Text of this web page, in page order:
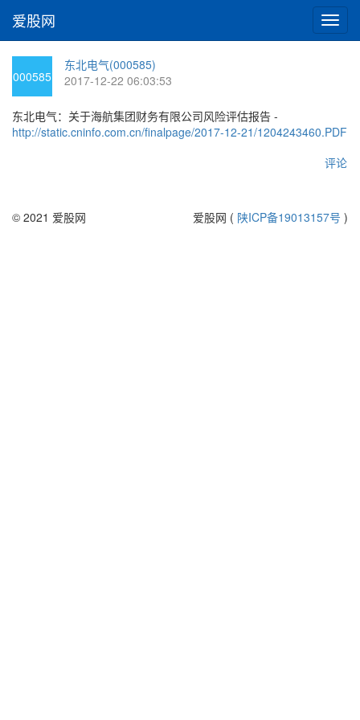
切
换
爱股网
000585
东北电气(000585)
2017-12-22 06:03:53
东北电气：关于海航集团财务有限公司风险评估报告 -
http://static.cninfo.com.cn/finalpage/2017-12-21/1204243460.PDF
评论
© 2021 爱股网 爱股网 ( 陕ICP备19013157号 )